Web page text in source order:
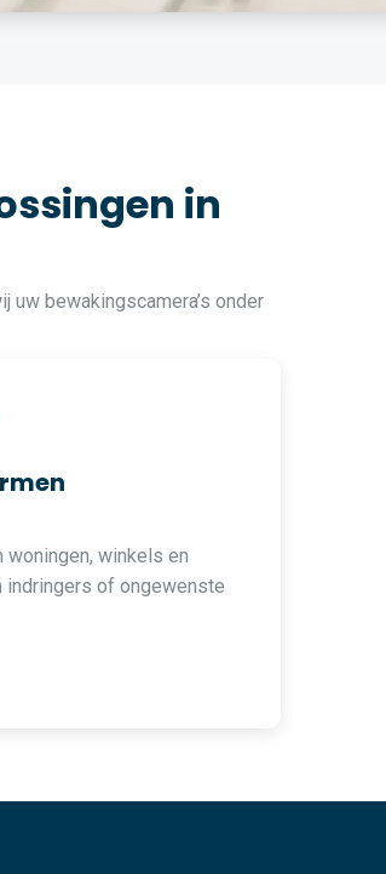
in
bewakingscamera’s onder
woningen, winkels en
indringers of ongewenste